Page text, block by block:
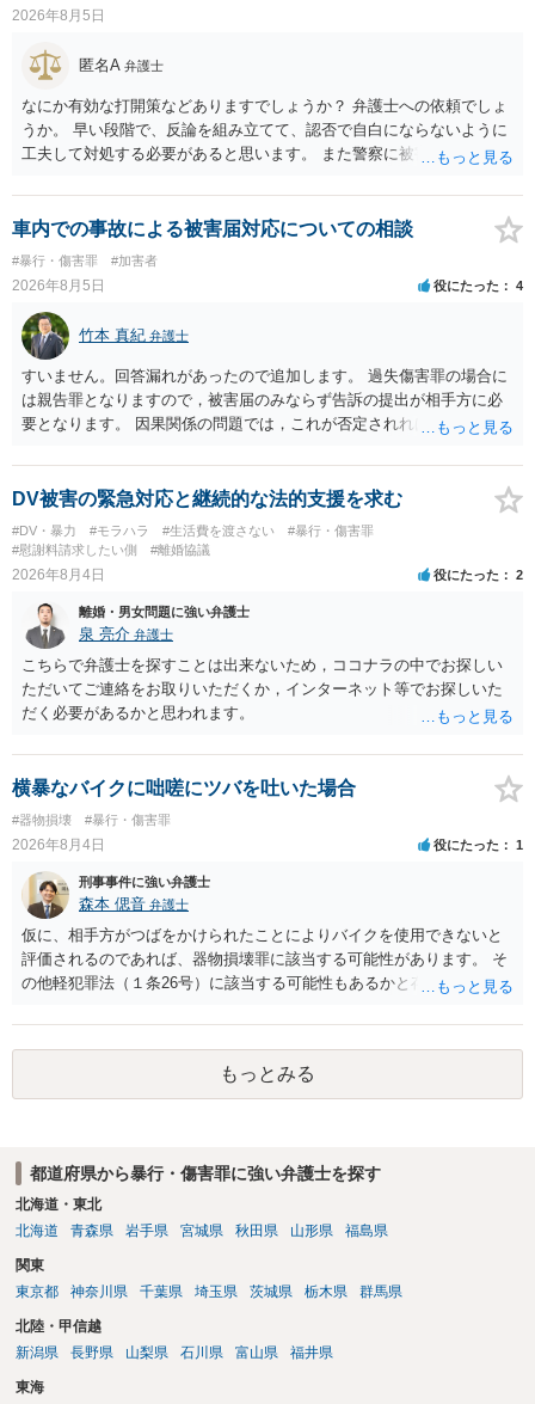
2026年8月5日
匿名A 弁護士
なにか有効な打開策などありますでしょうか？ 弁護士への依頼でしょ
うか。 早い段階で、反論を組み立てて、認否で自白にならないように
工夫して対処する必要があると思います。 また警察に被害届を出すと
告訴状を作って証拠をそろえて出すことでしょう。
車内での事故による被害届対応についての相談
#暴行・傷害罪 #加害者
2026年8月5日 役にたった 4
竹本 真紀 弁護士
すいません。回答漏れがあったので追加します。 過失傷害罪の場合に
は親告罪となりますので，被害届のみならず告訴の提出が相手方に必
要となります。 因果関係の問題では，これが否定されれば ①刑事的に
断されれば処罰規定がない状態になると思います。 ②民事的には傷害
部分が否定されますので，暴行行為自体による損害（慰謝料的なもの
DV被害の緊急対応と継続的な法的支援を求む
#DV・暴力 #モラハラ #生活費を渡さない
#暴行・傷害罪
#慰謝料請求したい側
#離婚協議
2026年8月4日 役にたった 2
離婚・男女問題に強い弁護士
泉 亮介 弁護士
こちらで弁護士を探すことは出来ないため，ココナラの中でお探しい
ただいてご連絡をお取りいただくか，インターネット等でお探しいた
だく必要があるかと思われます。
横暴なバイクに咄嗟にツバを吐いた場合
#器物損壊 #暴行・傷害罪
2026年8月4日 役にたった 1
刑事事件に強い弁護士
森本 偲音 弁護士
仮に、相手方がつばをかけられたことによりバイクを使用できないと
評価されるのであれば、器物損壊罪に該当する可能性があります。 そ
の他軽犯罪法（１条26号）に該当する可能性もあるかと存じます。 確
ご相談者様の対応によってはご相談者の方にも責任が生じてしまう 可
能性がございますので、冷静にご対応いただくようご留意いただけれ
ばと存じます。 以上、ご参考までに。
もっとみる
都道府県から暴行・傷害罪に強い弁護士を探す
北海道・東北
北海道
青森県 岩手県 宮城県 秋田県 山形県 福島県
関東
東京都
神奈川県 千葉県 埼玉県 茨城県 栃木県 群馬県
北陸・甲信越
新潟県
長野県 山梨県 石川県 富山県 福井県
東海